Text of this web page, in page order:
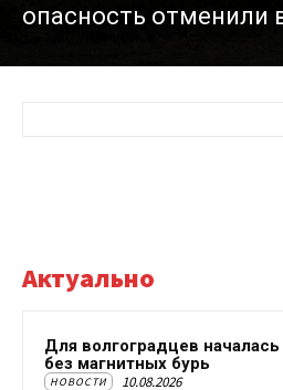
опасность отменили
Актуально
Для волгоградцев
без магнитных бурь
НОВОСТИ 10.08.2026